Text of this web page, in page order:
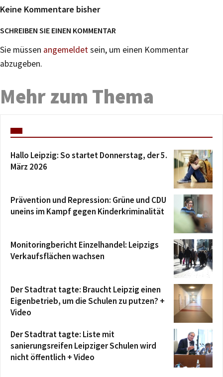
Keine Kommentare bisher
SCHREIBEN SIE EINEN KOMMENTAR
Sie müssen angemeldetsein, um einen Kommentar
abzugeben.
Mehr zum Thema
Hallo Leipzig: So startet Donnerstag, der 5.
März 2026
Prävention und Repression: Grüne und CDU
uneins im Kampf gegen Kinderkriminalität
Monitoringbericht Einzelhandel: Leipzigs
Verkaufsflächen wachsen
Der Stadtrat tagte: Braucht Leipzig einen
Eigenbetrieb, um die Schulen zu putzen? +
Video
Der Stadtrat tagte: Liste mit
sanierungsreifen Leipziger Schulen wird
nicht öffentlich + Video